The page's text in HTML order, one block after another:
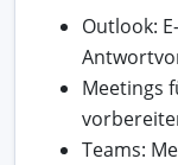
Outlook:
Meetings
Teams: